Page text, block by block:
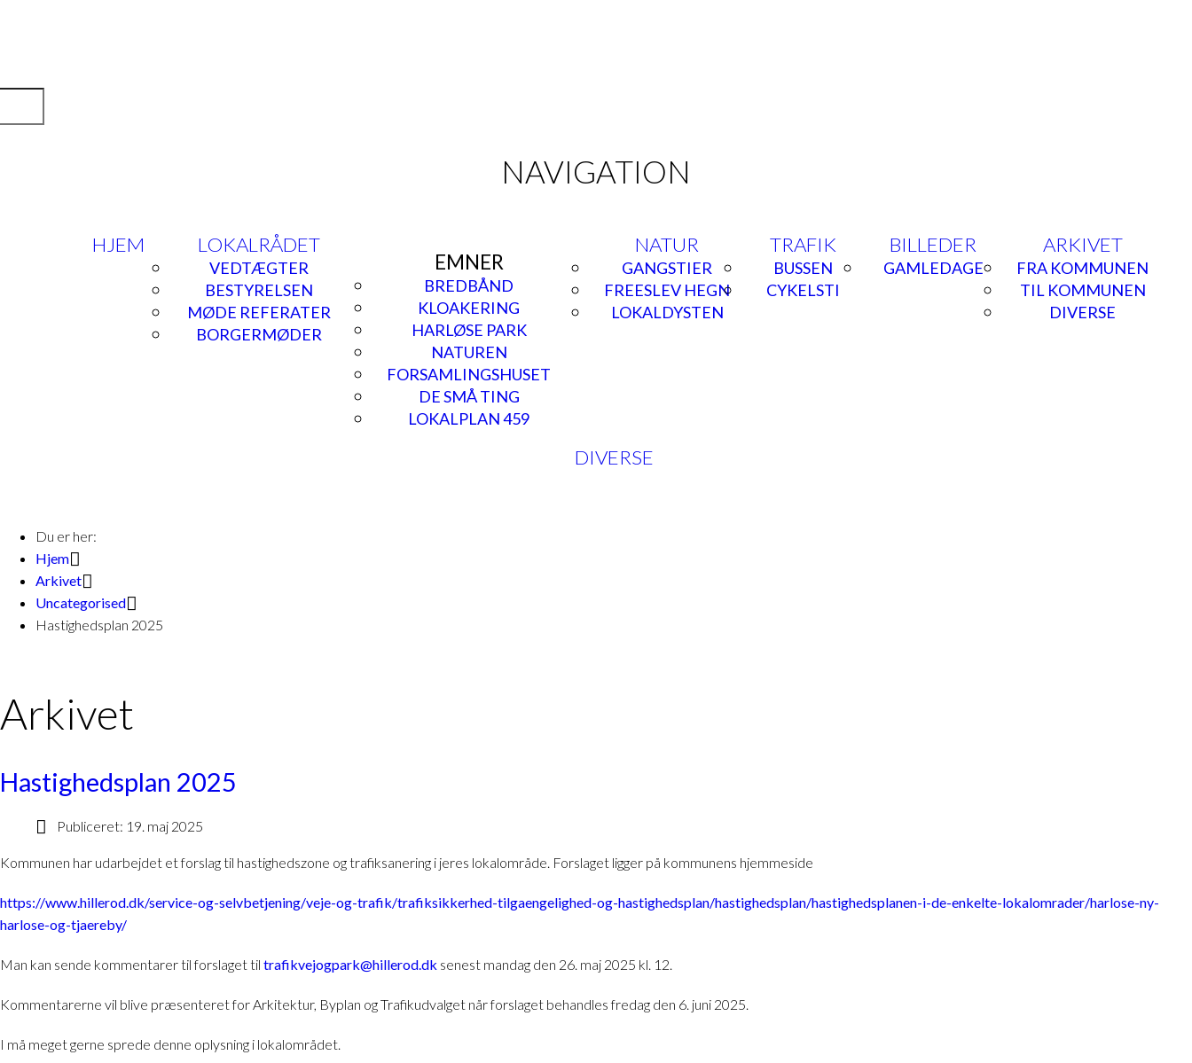
NAVIGATION
HJEM LOKALRÅDET
VEDTÆGTER
BESTYRELSEN
MØDE REFERATER
BORGERMØDER
EMNER
BREDBÅND
KLOAKERING
HARLØSE PARK
NATUREN
FORSAMLINGSHUSET
DE SMÅ TING
LOKALPLAN 459
NATUR
GANGSTIER
FREESLEV HEGN
LOKALDYSTEN
TRAFIK
BUSSEN
CYKELSTI
BILLEDER
GAMLEDAGE
ARKIVET
FRA KOMMUNEN
TIL KOMMUNEN
DIVERSE
DIVERSE
Du er her:
Hjem
Arkivet
Uncategorised
Hastighedsplan 2025
Arkivet
Hastighedsplan 2025
Publiceret: 19. maj 2025
Kommunen har udarbejdet et forslag til hastighedszone og trafiksanering i jeres lokalområde. Forslaget ligger på kommunens hjemmeside
https://www.hillerod.dk/service-og-selvbetjening/veje-og-trafik/trafiksikkerhed-tilgaengelighed-og-hastighedsplan/hastighedsplan/hastighedsplanen-i-de-enkelte-lokalomrader/harlose-ny-
harlose-og-tjaereby/
Man kan sende kommentarer til forslaget til trafikvejogpark@hillerod.dk senest mandag den 26. maj 2025 kl. 12.
Kommentarerne vil blive præsenteret for Arkitektur, Byplan og Trafikudvalget når forslaget behandles fredag den 6. juni 2025.
I må meget gerne sprede denne oplysning i lokalområdet.